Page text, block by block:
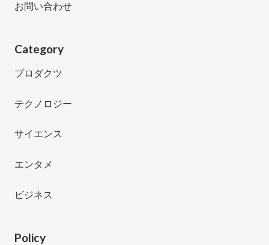
お問い合わせ
Category
プロダクツ
テクノロジー
サイエンス
エンタメ
ビジネス
Policy